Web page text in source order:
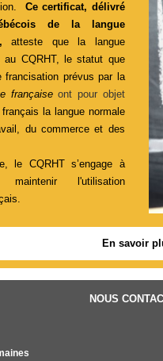
Ce certificat, délivré
de la langue
atteste que la langue
au CQRHT, le statut que
francisation prévus par la
françaiseont pour objet
la langue normale
du commerce et des
le CQRHT s’engage à
maintenir l'utilisation
En savoir
NOUS